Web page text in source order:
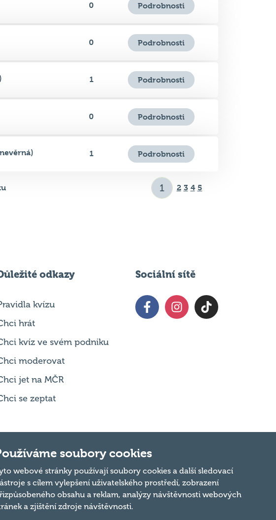
0 Podrobnosti
1 Podrobnosti
0 Podrobnosti
1 Podrobnosti
2 3 4
kvízu
kvíz ve svém podniku
moderovat
jet na MČR
se zeptat
soubory cookies
webové stránky používají soubory cookies a další sledovací
s cílem vylepšení uživatelského prostředí, zobrazení
obsahu a reklam, analýzy návštěvnosti webových
a zjištění zdroje návštěvnosti.